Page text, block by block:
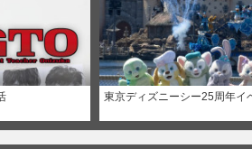
東京ディズニーシー25周年イ